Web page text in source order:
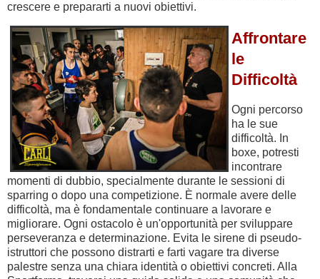
crescere e prepararti a nuovi obiettivi.
Affrontare
le
Difficoltà
Ogni percorso
ha le sue
difficoltà. In
boxe, potresti
incontrare
momenti di dubbio, specialmente durante le sessioni di
sparring o dopo una competizione. È normale avere delle
difficoltà, ma è fondamentale continuare a lavorare e
migliorare. Ogni ostacolo è un'opportunità per sviluppare
perseveranza e determinazione. Evita le sirene di pseudo-
istruttori che possono distrarti e farti vagare tra diverse
palestre senza una chiara identità o obiettivi concreti. Alla